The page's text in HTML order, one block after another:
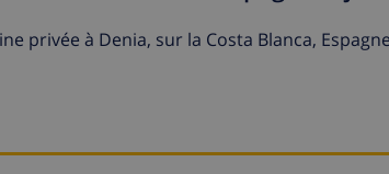
privée à Denia, sur la Costa Blanca,